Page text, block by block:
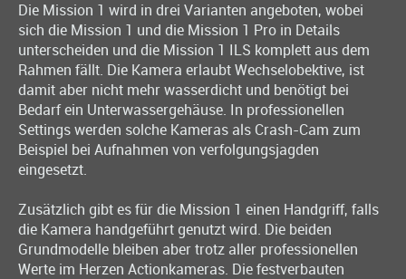
Die Mission 1 wird in drei Varianten angeboten, wobei
sich die Mission 1 und die Mission 1 Pro in Details
unterscheiden und die Mission 1 ILS komplett aus dem
Rahmen fällt. Die Kamera erlaubt Wechselobektive, ist
damit aber nicht mehr wasserdicht und benötigt bei
Bedarf ein Unterwassergehäuse. In professionellen
Settings werden solche Kameras als Crash-Cam zum
Beispiel bei Aufnahmen von verfolgungsjagden
eingesetzt.
Zusätzlich gibt es für die Mission 1 einen Handgriff, falls
die Kamera handgeführt genutzt wird. Die beiden
Grundmodelle bleiben aber trotz aller professionellen
Werte im Herzen Actionkameras. Die festverbauten